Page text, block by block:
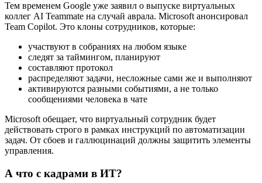
Тем временем Google уже заявил о выпуске виртуальных
коллег AI Teammate на случай аврала. Microsoft анонсировал
Team Copilot. Это клоны сотрудников, которые:
участвуют в собраниях на любом языке
следят за таймингом, планируют
составляют протокол
распределяют задачи, несложные сами же и выполняют
активируются разными событиями, а не только
сообщениями человека в чате
Microsoft обещает, что виртуальный сотрудник будет
действовать строго в рамках инструкций по автоматизации
задач. От сбоев и галлюцинаций должны защитить элементы
управления.
А что с кадрами в ИТ?